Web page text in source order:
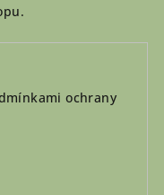
ochrany